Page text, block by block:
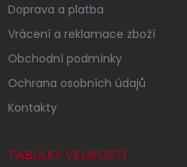
Doprava a platba
Vrácení a reklamace zboží
Obchodní podmínky
Ochrana osobních údajů
Kontakty
TABULKY VELIKOSTÍ